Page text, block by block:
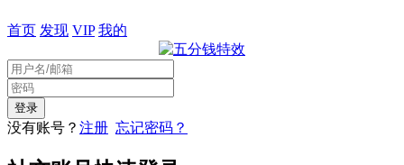
首页 发现 VIP 我的
没有账号？ 注册 忘记密码？